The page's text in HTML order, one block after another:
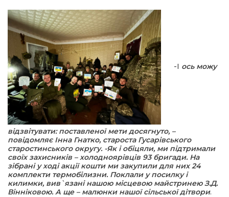
-І ось можу
відзвітувати: поставленої мети досягнуто, –
повідомляє Інна Гнатко, староста Гусарівського
старостинського округу. -Як і обіцяли, ми підтримали
своїх захисників – холодноярівців 93 бригади. На
зібрані у ході акції кошти ми закупили для них 24
комплекти термобілизни. Поклали у посилку і
килимки, вив`язані нашою місцевою майстринею З.Д.
Вінніковою. А ще – малюнки нашої сільської дітвори.